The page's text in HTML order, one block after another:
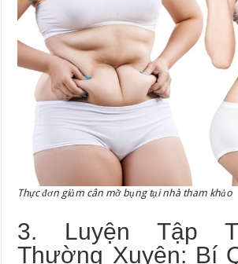
Thực đơn giảm cân mỡ bụng tại nhà tham khảo
3. Luyện Tập
Thường Xuyên: Bí